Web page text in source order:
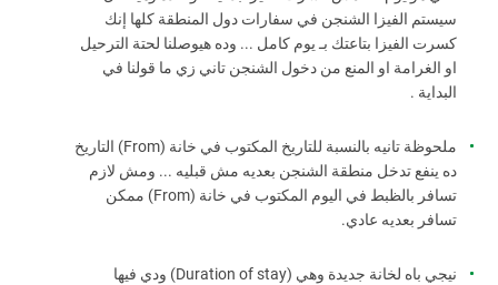
سيستم الفيزا الشنجن في سفارات دول المنطقة كلها إنك
كسرت الفيزا بتاعتك بـ يوم كامل ... وده هيوصلنا لحتة الترحيل
او الغرامة او المنع من دخول الشنجن تاني زي ما قولنا في
البداية .
ملحوظة تانيه بالنسبة للتاريخ المكتوب في خانة (From) التاريخ
ده ينفع تدخل منطقة الشنجن بعديه مش قبليه ... ومش لازم
تسافر بالظبط في اليوم المكتوب في خانة (From) ممكن
تسافر بعديه عادي.
نيجي باه لخانة جديدة وهي (Duration of stay) ودي فيها